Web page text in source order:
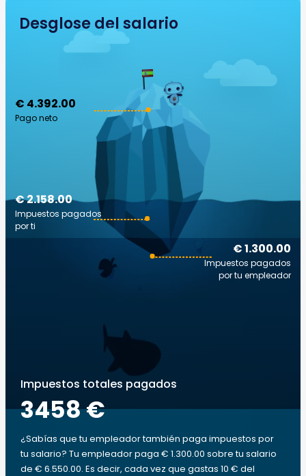
Desglose del salario
€ 4.392.00
Pago neto
€ 1.300.00
Impuestos pagados
por tu empleador
€ 2.158.00
Impuestos pagados
por ti
Impuestos totales pagados
3458 €
¿Sabías que tu empleador también paga impuestos por
tu salario? Tu empleador paga € 1.300.00 sobre tu salario
de € 6.550.00. Es decir, cada vez que gastas 10 € del